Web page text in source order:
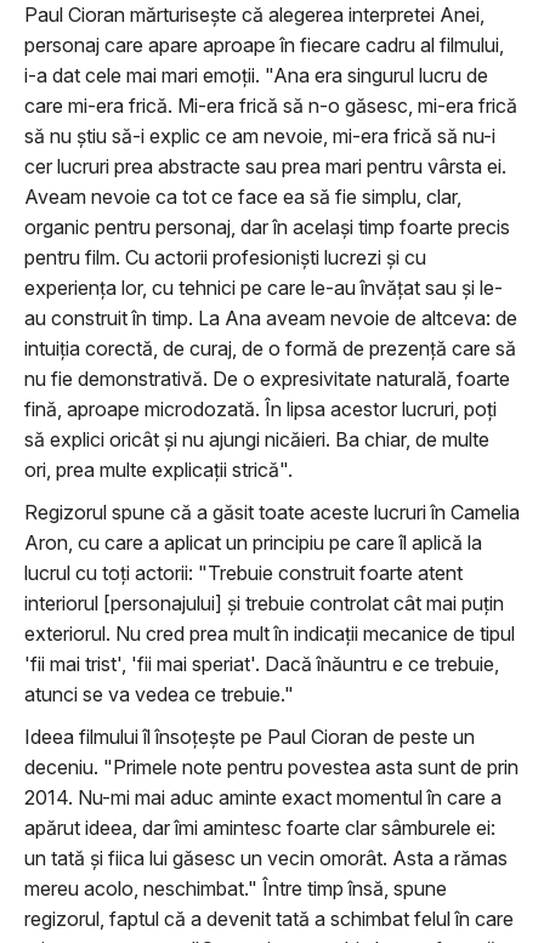
Paul Cioran mărturisește că alegerea interpretei Anei,
personaj care apare aproape în fiecare cadru al filmului,
i-a dat cele mai mari emoţii. "Ana era singurul lucru de
care mi-era frică. Mi-era frică să n-o găsesc, mi-era frică
să nu știu să-i explic ce am nevoie, mi-era frică să nu-i
cer lucruri prea abstracte sau prea mari pentru vârsta ei.
Aveam nevoie ca tot ce face ea să fie simplu, clar,
organic pentru personaj, dar în același timp foarte precis
pentru film. Cu actorii profesioniști lucrezi și cu
experiența lor, cu tehnici pe care le-au învățat sau și le-
au construit în timp. La Ana aveam nevoie de altceva: de
intuiția corectă, de curaj, de o formă de prezență care să
nu fie demonstrativă. De o expresivitate naturală, foarte
fină, aproape microdozată. În lipsa acestor lucruri, poți
să explici oricât și nu ajungi nicăieri. Ba chiar, de multe
ori, prea multe explicații strică".
Regizorul spune că a găsit toate aceste lucruri în Camelia
Aron, cu care a aplicat un principiu pe care îl aplică la
lucrul cu toţi actorii: "Trebuie construit foarte atent
interiorul [personajului] și trebuie controlat cât mai puțin
exteriorul. Nu cred prea mult în indicații mecanice de tipul
'fii mai trist', 'fii mai speriat'. Dacă înăuntru e ce trebuie,
atunci se va vedea ce trebuie."
Ideea filmului îl însoțește pe Paul Cioran de peste un
deceniu. "Primele note pentru povestea asta sunt de prin
2014. Nu-mi mai aduc aminte exact momentul în care a
apărut ideea, dar îmi amintesc foarte clar sâmburele ei:
un tată și fiica lui găsesc un vecin omorât. Asta a rămas
mereu acolo, neschimbat." Între timp însă, spune
regizorul, faptul că a devenit tată a schimbat felul în care